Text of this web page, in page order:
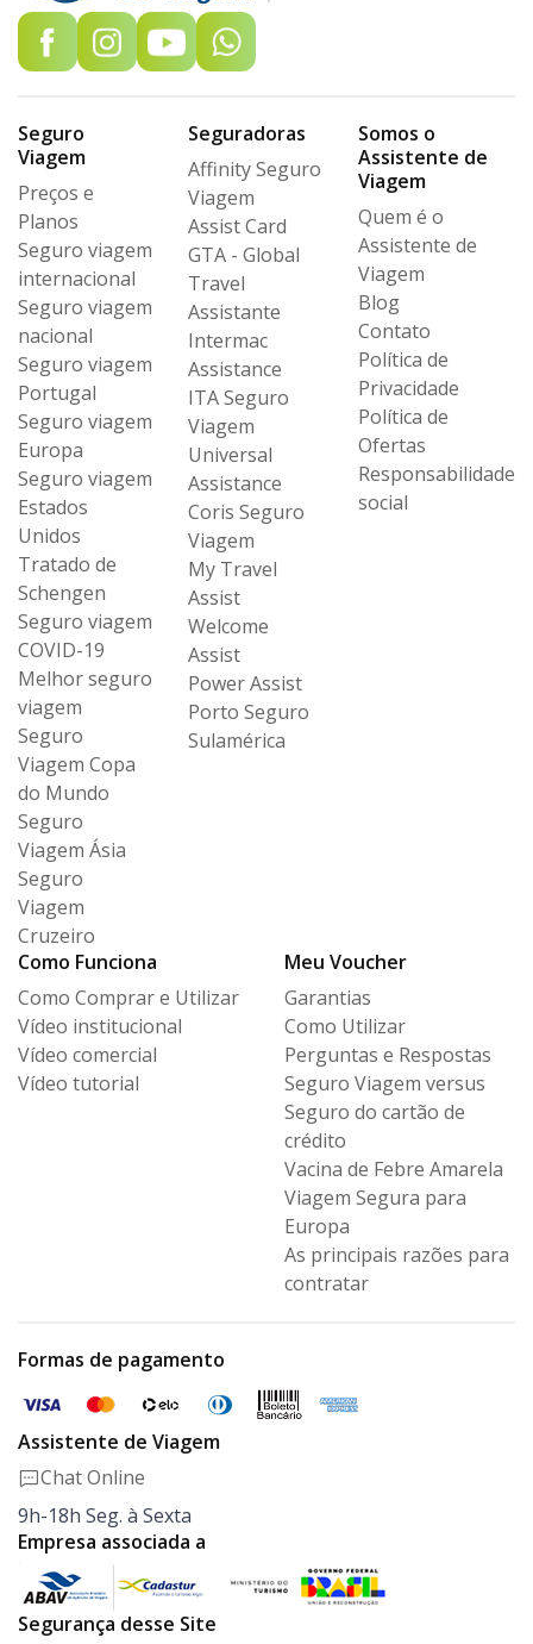
Seguro
Viagem
Preços e
Planos
Seguro viagem
internacional
Seguro viagem
nacional
Seguro viagem
Portugal
Seguro viagem
Europa
Seguro viagem
Estados
Unidos
Tratado de
Schengen
Seguro viagem
COVID-19
Melhor seguro
viagem
Seguro
Viagem Copa
do Mundo
Seguro
Viagem Ásia
Seguro
Viagem
Cruzeiro
Seguradoras
Affinity Seguro
Viagem
Assist Card
GTA - Global
Travel
Assistante
Intermac
Assistance
ITA Seguro
Viagem
Universal
Assistance
Coris Seguro
Viagem
My Travel
Assist
Welcome
Assist
Power Assist
Porto Seguro
Sulamérica
Somos o
Assistente de
Viagem
Quem é o
Assistente de
Viagem
Blog
Contato
Política de
Privacidade
Política de
Ofertas
Responsabilidade
social
Como Funciona
Como Comprar e Utilizar
Vídeo institucional
Vídeo comercial
Vídeo tutorial
Meu Voucher
Garantias
Como Utilizar
Perguntas e Respostas
Seguro Viagem versus
Seguro do cartão de
crédito
Vacina de Febre Amarela
Viagem Segura para
Europa
As principais razões para
contratar
Formas de pagamento
Assistente de Viagem
Chat Online
9h-18h Seg. à Sexta
Empresa associada a
Segurança desse Site